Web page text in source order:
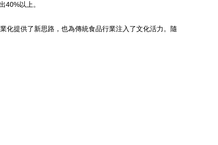
40%以上。
化提供了新思路，也為傳統食品行業注入了文化活力。隨